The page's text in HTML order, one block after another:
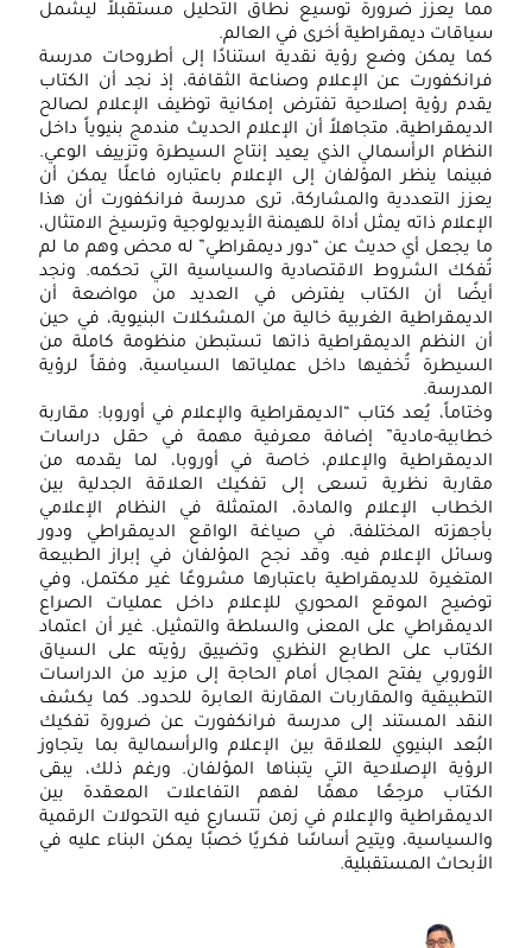
مما يعزز ضرورة توسيع نطاق التحليل مستقبلاً ليشمل
سياقات ديمقراطية أخرى في العالم.
كما يمكن وضع رؤية نقدية استنادًا إلى أطروحات مدرسة
فرانكفورت عن الإعلام وصناعة الثقافة، إذ نجد أن الكتاب
يقدم رؤية إصلاحية تفترض إمكانية توظيف الإعلام لصالح
الديمقراطية، متجاهلاً أن الإعلام الحديث مندمج بنيوياً داخل
النظام الرأسمالي الذي يعيد إنتاج السيطرة وتزييف الوعي.
فبينما ينظر المؤلفان إلى الإعلام باعتباره فاعلًا يمكن أن
يعزز التعددية والمشاركة، ترى مدرسة فرانكفورت أن هذا
الإعلام ذاته يمثل أداة للهيمنة الأيديولوجية وترسيخ الامتثال،
ما يجعل أي حديث عن “دور ديمقراطي” له محض وهم ما لم
تُفكك الشروط الاقتصادية والسياسية التي تحكمه. ونجد
أيضًا أن الكتاب يفترض في العديد من مواضعة أن
الديمقراطية الغربية خالية من المشكلات البنيوية، في حين
أن النظم الديمقراطية ذاتها تستبطن منظومة كاملة من
السيطرة تُخفيها داخل عملياتها السياسية، وفقاً لرؤية
المدرسة.
وختاماً، يُعد كتاب “الديمقراطية والإعلام في أوروبا: مقاربة
خطابية-مادية” إضافة معرفية مهمة في حقل دراسات
الديمقراطية والإعلام، خاصة في أوروبا، لما يقدمه من
مقاربة نظرية تسعى إلى تفكيك العلاقة الجدلية بين
الخطاب الإعلام والمادة، المتمثلة في النظام الإعلامي
بأجهزته المختلفة، في صياغة الواقع الديمقراطي ودور
وسائل الإعلام فيه. وقد نجح المؤلفان في إبراز الطبيعة
المتغيرة للديمقراطية باعتبارها مشروعًا غير مكتمل، وفي
توضيح الموقع المحوري للإعلام داخل عمليات الصراع
الديمقراطي على المعنى والسلطة والتمثيل. غير أن اعتماد
الكتاب على الطابع النظري وتضييق رؤيته على السياق
الأوروبي يفتح المجال أمام الحاجة إلى مزيد من الدراسات
التطبيقية والمقاربات المقارنة العابرة للحدود. كما يكشف
النقد المستند إلى مدرسة فرانكفورت عن ضرورة تفكيك
البُعد البنيوي للعلاقة بين الإعلام والرأسمالية بما يتجاوز
الرؤية الإصلاحية التي يتبناها المؤلفان. ورغم ذلك، يبقى
الكتاب مرجعًا مهمًا لفهم التفاعلات المعقدة بين
الديمقراطية والإعلام في زمن تتسارع فيه التحولات الرقمية
والسياسية، ويتيح أساسًا فكريًا خصبًا يمكن البناء عليه في
الأبحاث المستقبلية.